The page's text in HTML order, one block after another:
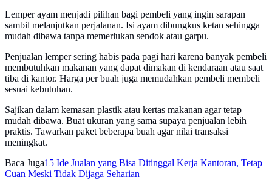
Lemper ayam menjadi pilihan bagi pembeli yang ingin sarapan
sambil melanjutkan perjalanan. Isi ayam dibungkus ketan sehingga
mudah dibawa tanpa memerlukan sendok atau garpu.
Penjualan lemper sering habis pada pagi hari karena banyak pembeli
membutuhkan makanan yang dapat dimakan di kendaraan atau saat
tiba di kantor. Harga per buah juga memudahkan pembeli membeli
sesuai kebutuhan.
Sajikan dalam kemasan plastik atau kertas makanan agar tetap
mudah dibawa. Buat ukuran yang sama supaya penjualan lebih
praktis. Tawarkan paket beberapa buah agar nilai transaksi
meningkat.
Baca Juga15 Ide Jualan yang Bisa Ditinggal Kerja Kantoran, Tetap
Cuan Meski Tidak Dijaga Seharian